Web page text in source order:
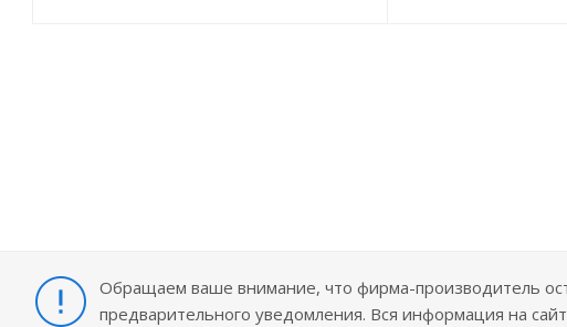
Обращаем ваше внимание, что фирма-производитель
предварительного уведомления. Вся информация на